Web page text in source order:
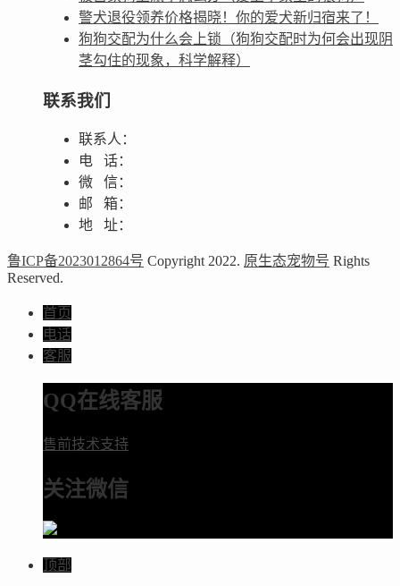
警犬退役领养价格揭晓！你的爱犬新归宿来了！
狗狗交配为什么会上锁（狗狗交配时为何会出现阴
茎勾住的现象，科学解释）
联系我们
联系人：
电 话：
微 信：
邮 箱：
地 址：
鲁ICP备2023012864号 Copyright 2022. 原生态宠物号 Rights
Reserved.
首页
电话
客服
QQ在线客服
售前技术支持
关注微信
顶部